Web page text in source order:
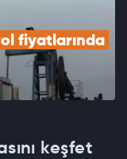
fiyatlarında
keşfet